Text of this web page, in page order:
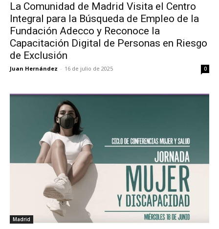
La Comunidad de Madrid Visita el Centro
Integral para la Búsqueda de Empleo de la
Fundación Adecco y Reconoce la
Capacitación Digital de Personas en Riesgo
de Exclusión
Juan Hernández - 16 de julio de 2025 0
Madrid